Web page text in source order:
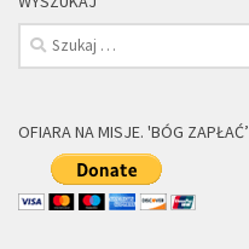
Szukaj:
OFIARA NA MISJE. 'BÓG ZAPŁAĆ’